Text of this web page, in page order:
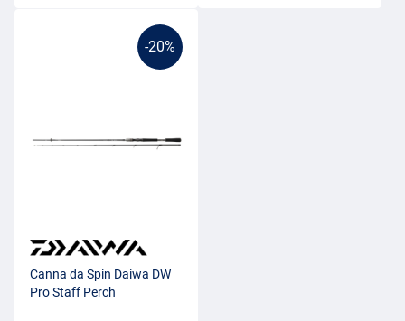
-20%
Canna da Spin Daiwa DW
Pro Staff Perch